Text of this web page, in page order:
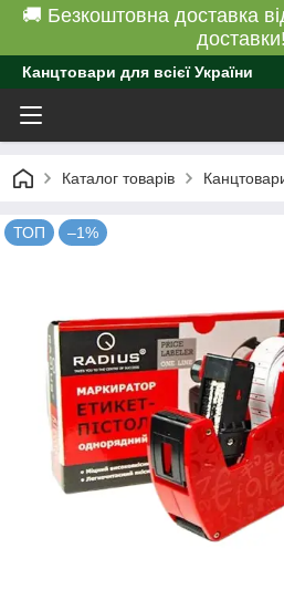
🚚 Безкоштовна доставка
Канцтовари для всієї України
Каталог товарів
ТОП –1%